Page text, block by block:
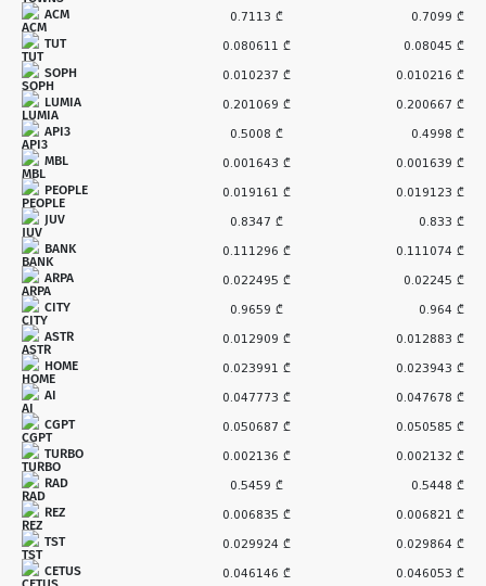
ACM 0.7113 ₾ 0.7099 ₾
TUT 0.080611 ₾ 0.08045 ₾
SOPH 0.010237 ₾ 0.010216 ₾
LUMIA 0.201069 ₾ 0.200667 ₾
API3 0.5008 ₾ 0.4998 ₾
MBL 0.001643 ₾ 0.001639 ₾
PEOPLE 0.019161 ₾ 0.019123 ₾
JUV 0.8347 ₾ 0.833 ₾
BANK 0.111296 ₾ 0.111074 ₾
ARPA 0.022495 ₾ 0.02245 ₾
CITY 0.9659 ₾ 0.964 ₾
ASTR 0.012909 ₾ 0.012883 ₾
HOME 0.023991 ₾ 0.023943 ₾
AI 0.047773 ₾ 0.047678 ₾
CGPT 0.050687 ₾ 0.050585 ₾
TURBO 0.002136 ₾ 0.002132 ₾
RAD 0.5459 ₾ 0.5448 ₾
REZ 0.006835 ₾ 0.006821 ₾
TST 0.029924 ₾ 0.029864 ₾
CETUS 0.046146 ₾ 0.046053 ₾